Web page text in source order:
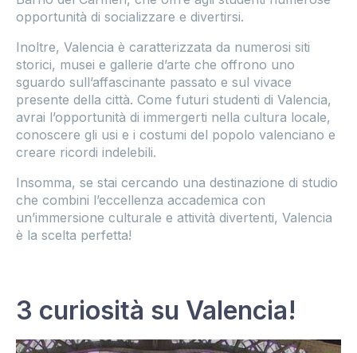
opportunità di socializzare e divertirsi.
Inoltre, Valencia è caratterizzata da numerosi siti
storici, musei e gallerie d’arte che offrono uno
sguardo sull’affascinante passato e sul vivace
presente della città. Come futuri studenti di Valencia,
avrai l’opportunità di immergerti nella cultura locale,
conoscere gli usi e i costumi del popolo valenciano e
creare ricordi indelebili.
Insomma, se stai cercando una destinazione di studio
che combini l’eccellenza accademica con
un’immersione culturale e attività divertenti, Valencia
è la scelta perfetta!
3 curiosità su Valencia!